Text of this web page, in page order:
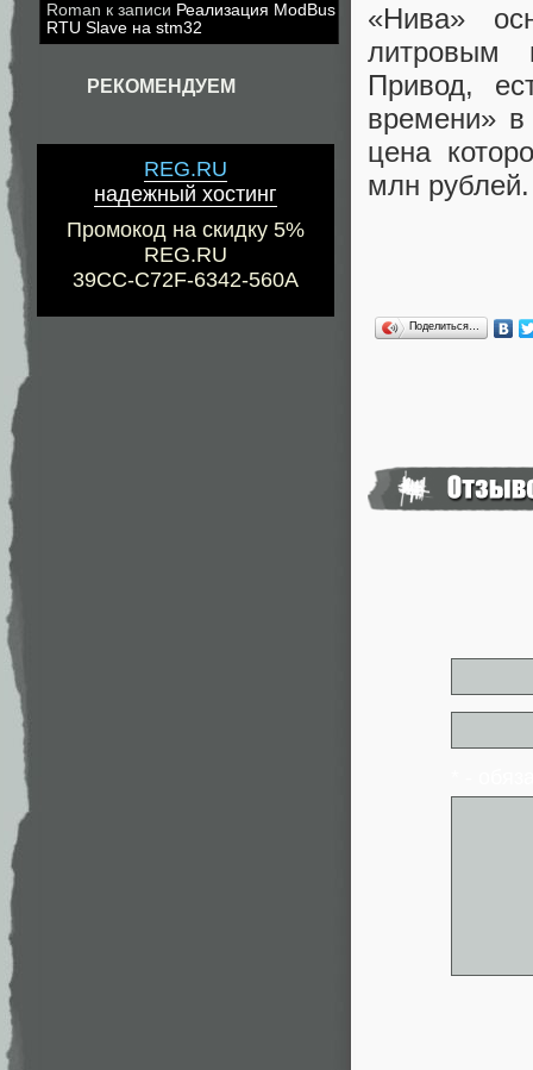
Roman к записи Реализация ModBus
RTU Slave на stm32
РЕКОМЕНДУЕМ
REG.RU
надежный хостинг
Промокод на скидку 5%
REG.RU
39CC-C72F-6342-560A
«Нива»
литровым
Привод,
времени»
цена
млн рублей.
Поделиться…